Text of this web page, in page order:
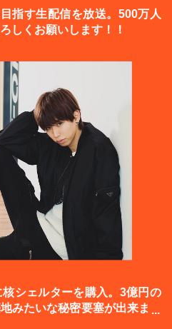
指す生配信を放送。500万人
しくお願いします！！
シェルターを購入。3億円の
みたいな秘密要塞が出来まし